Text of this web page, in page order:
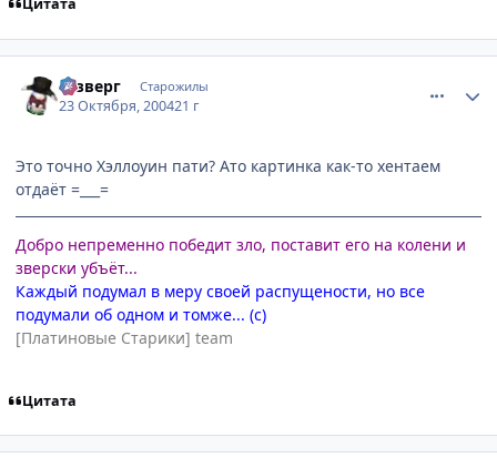
Цитата
Юзверг Старожилы
23 Октября, 200421 г
Это точно Хэллоуин пати? Ато картинка как-то хентаем
отдаёт =___=
Добро непременно победит зло, поставит его на колени и
зверски убъёт...
Каждый подумал в меру своей распущености, но все
подумали об одном и томже... (с)
[Платиновые Старики] team
Цитата